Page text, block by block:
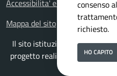
Accessibilita' e meccanismo di
Mappa del sito
Il sito istituzionale del
progetto realizzato daISWEB
consenso al
richiesto.
HO CAPITO